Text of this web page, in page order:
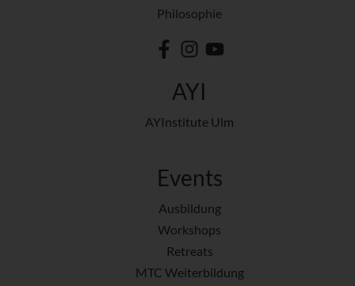
Philosophie
AYI
AYInstitute Ulm
Events
Ausbildung
Workshops
Retreats
MTC Weiterbildung